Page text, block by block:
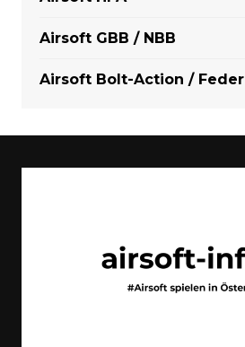
Airsoft GBB / NBB
Airsoft Bolt-Action / Feder